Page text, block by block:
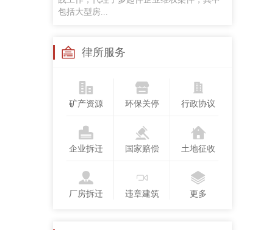
包括大型房...
律所服务
矿产资源 环保关停 行政协议
企业拆迁 国家赔偿 土地征收
厂房拆迁 违章建筑 更多
手机号：
执业律师
手机号：13718123775